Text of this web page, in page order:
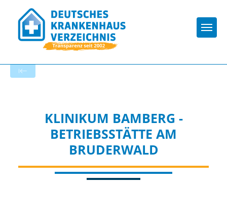
KLINIKUM BAMBERG -
BETRIEBSSTÄTTE AM
BRUDERWALD